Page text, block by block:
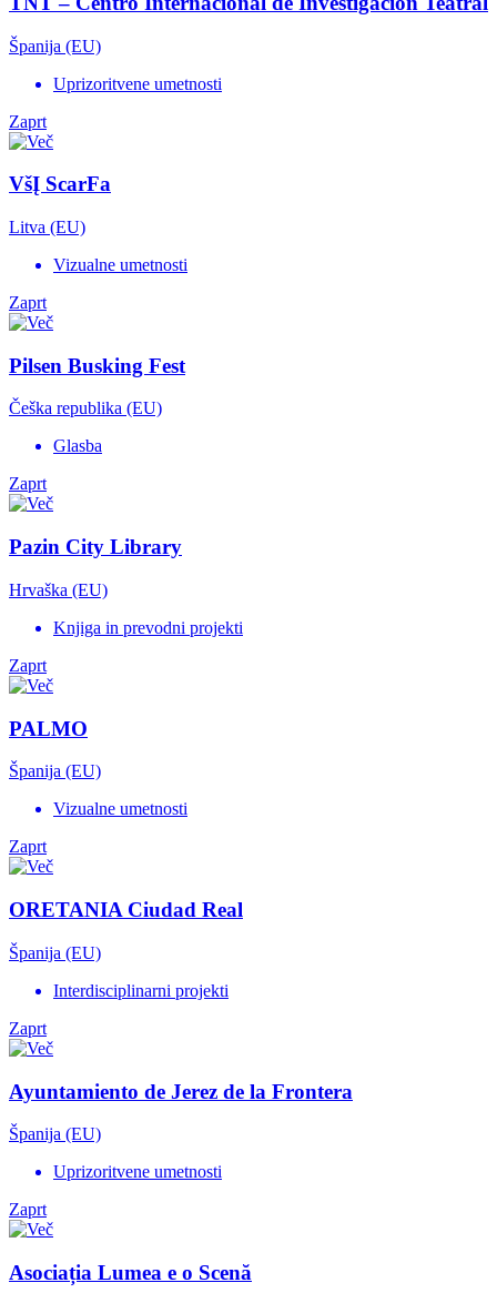
Španija (EU)
Uprizoritvene umetnosti
Zaprt
VšĮ ScarFa
Litva (EU)
Vizualne umetnosti
Zaprt
Pilsen Busking Fest
Češka republika (EU)
Glasba
Zaprt
Pazin City Library
Hrvaška (EU)
Knjiga in prevodni projekti
Zaprt
PALMO
Španija (EU)
Vizualne umetnosti
Zaprt
ORETANIA Ciudad Real
Španija (EU)
Interdisciplinarni projekti
Zaprt
Ayuntamiento de Jerez de la Frontera
Španija (EU)
Uprizoritvene umetnosti
Zaprt
Asociația Lumea e o Scenă